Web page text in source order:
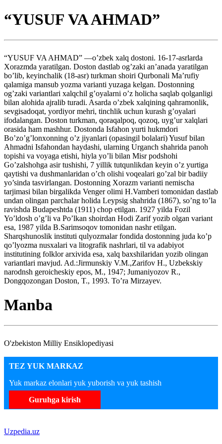
“YUSUF VA AHMAD”
“YUSUF VA AHMAD” —o’zbek xalq dostoni. 16-17-asrlarda
Xorazmda yaratilgan. Doston dastlab og’zaki an’anada yaratilgan
bo’lib, keyinchalik (18-asr) turkman shoiri Qurbonali Ma’rufiy
qalamiga mansub yozma varianti yuzaga kelgan. Dostonning
og’zaki variantlari xalqchil g’oyalarni o’z holicha saqlab qolganligi
bilan alohida ajralib turadi. Asarda o’zbek xalqining qahramonlik,
sevgisadoqat, yordiyor mehri, tinchlik uchun kurash g’oyalari
ifodalangan. Doston turkman, qoraqalpoq, qozoq, uyg’ur xalqlari
orasida ham mashhur. Dostonda Isfahon yurti hukmdori
Bo’zo’g’lonxonning o’z jiyanlari (opasingil bolalari) Yusuf bilan
Ahmadni Isfahondan haydashi, ularning Urganch shahrida panoh
topishi va voyaga etishi, hiyla yo’li bilan Misr podshohi
Go’zalshohga asir tushishi, 7 yillik tutqunlikdan keyin o’z yurtiga
qaytishi va dushmanlaridan o’ch olishi voqealari go’zal bir badiiy
yo’sinda tasvirlangan. Dostonning Xorazm varianti nemischa
tarjimasi bilan birgalikda Venger olimi H.Vamberi tomonidan dastlab
undan olingan parchalar holida Leypsig shahrida (1867), so’ng to’la
ravishda Budapeshtda (1911) chop etilgan. 1927 yilda Fozil
Yo’ldosh o’g’li va Po’lkan shoirdan Hodi Zarif yozib olgan variant
esa, 1987 yilda B.Sarimsoqov tomonidan nashr etilgan.
Sharqshunoslik instituti qulyozmalar fondida dostonning juda ko’p
qo’lyozma nusxalari va litografik nashrlari, til va adabiyot
institutining folklor arxivida esa, xalq baxshilaridan yozib olingan
variantlari mavjud. Ad.:Jirmunskiy V.M.,Zarifov H., Uzbekskiy
narodnsh geroicheskiy epos, M., 1947; Jumaniyozov R.,
Dongqozongan Doston, T., 1993. To’ra Mirzayev.
Manba
O'zbekiston Milliy Ensiklopediyasi
TEZ YUK MARKAZ
Yuk markaz elonlari yuk yuborish va yuk tashish
Guruhga kirish
Uzpedia.uz